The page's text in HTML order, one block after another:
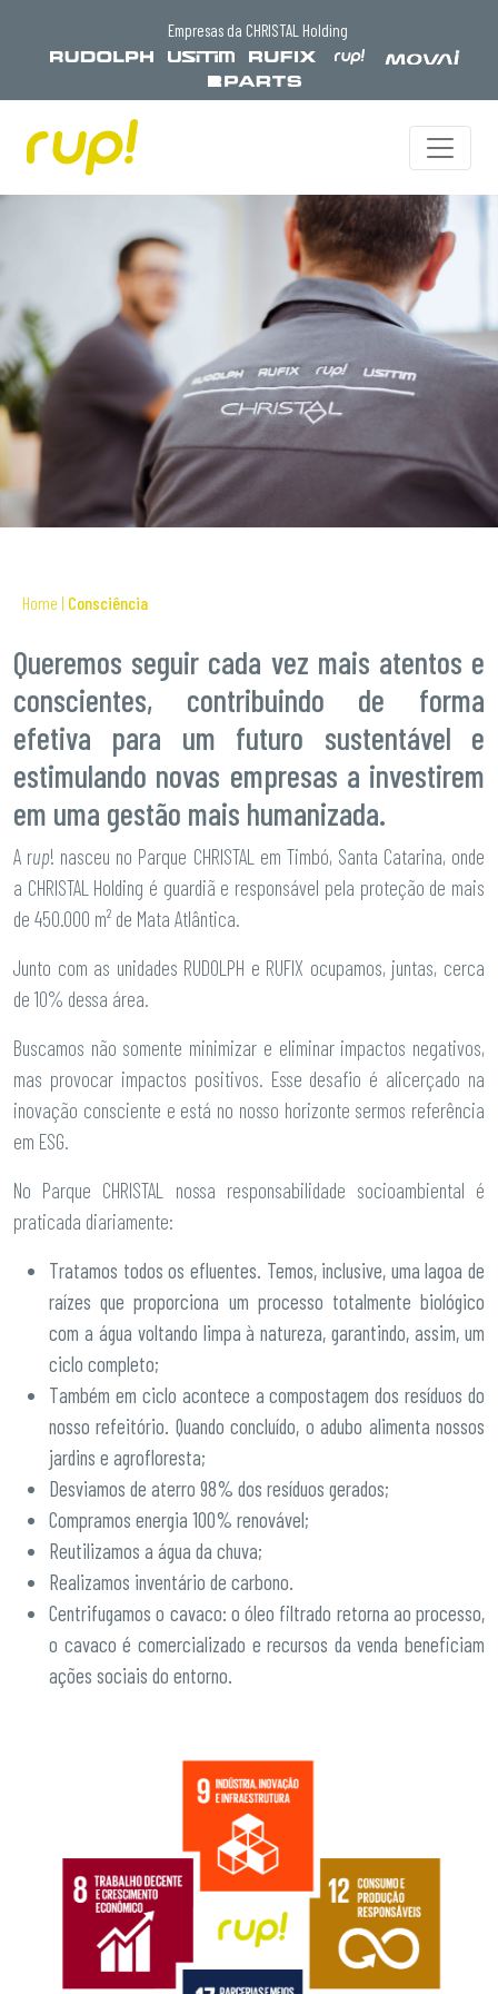
Empresas da CHRISTAL Holding
Home | Consciência
Queremos seguir cada vez mais atentos e
conscientes, contribuindo de forma
efetiva para um futuro sustentável e
estimulando novas empresas a investirem
em uma gestão mais humanizada.
A rup! nasceu no Parque CHRISTAL em Timbó, Santa Catarina, onde
a CHRISTAL Holding é guardiã e responsável pela proteção de mais
de 450.000 m² de Mata Atlântica.
Junto com as unidades RUDOLPH e RUFIX ocupamos, juntas, cerca
de 10% dessa área.
Buscamos não somente minimizar e eliminar impactos negativos,
mas provocar impactos positivos. Esse desafio é alicerçado na
inovação consciente e está no nosso horizonte sermos referência
em ESG.
No Parque CHRISTAL nossa responsabilidade socioambiental é
praticada diariamente:
Tratamos todos os efluentes. Temos, inclusive, uma lagoa de
raízes que proporciona um processo totalmente biológico
com a água voltando limpa à natureza, garantindo, assim, um
ciclo completo;
Também em ciclo acontece a compostagem dos resíduos do
nosso refeitório. Quando concluído, o adubo alimenta nossos
jardins e agrofloresta;
Desviamos de aterro 98% dos resíduos gerados;
Compramos energia 100% renovável;
Reutilizamos a água da chuva;
Realizamos inventário de carbono.
Centrifugamos o cavaco: o óleo filtrado retorna ao processo,
o cavaco é comercializado e recursos da venda beneficiam
ações sociais do entorno.